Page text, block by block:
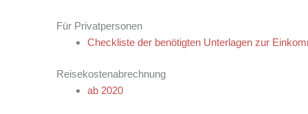
Für Privatpersonen
Checkliste der benötigten Unterlagen zur
Reisekostenabrechnung
ab 2020